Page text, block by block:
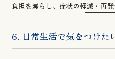
負担を減らし、症状の軽減・再発
6. 日常生活で気をつけた